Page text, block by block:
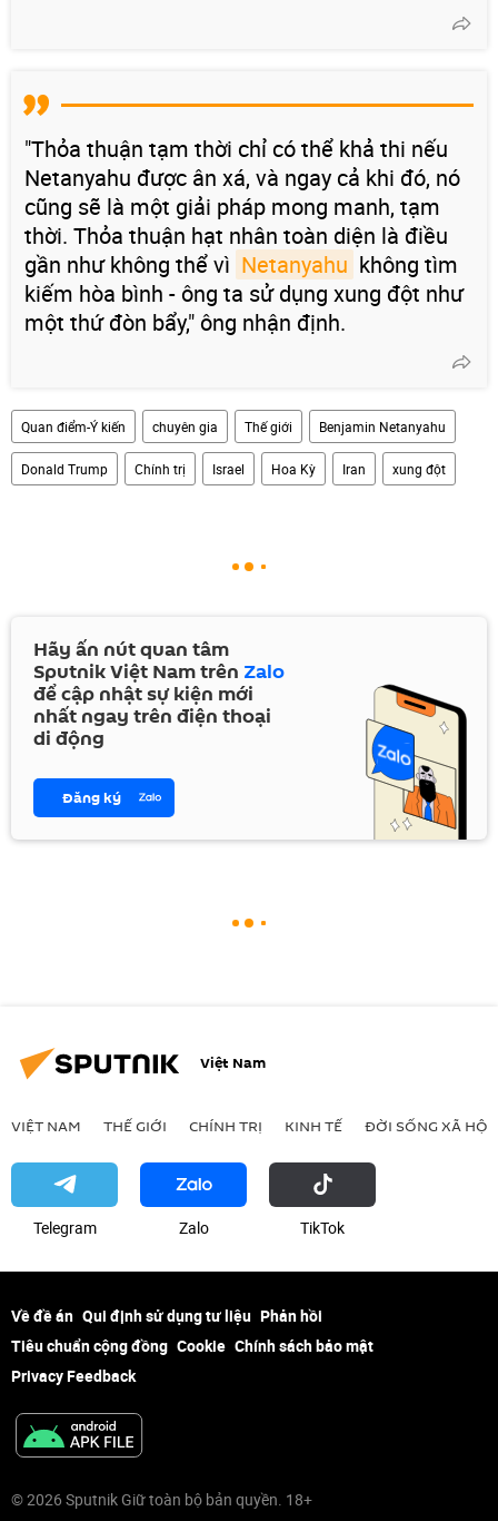
"Thỏa thuận tạm thời chỉ có thể khả thi nếu
Netanyahu được ân xá, và ngay cả khi đó, nó
cũng sẽ là một giải pháp mong manh, tạm
thời. Thỏa thuận hạt nhân toàn diện là điều
gần như không thể vì Netanyahu không tìm
kiếm hòa bình - ông ta sử dụng xung đột như
một thứ đòn bẩy," ông nhận định.
Quan điểm-Ý kiến chuyên gia Thế giới Benjamin Netanyahu
Donald Trump Chính trị Israel Hoa Kỳ Iran xung đột
Hãy ấn nút quan tâm
Sputnik Việt Nam trên Zalo
để cập nhật sự kiện mới
nhất ngay trên điện thoại
di động
Đăng ký
Việt Nam
VIỆT NAM THẾ GIỚI CHÍNH TRỊ KINH TẾ ĐỜI SỐNG XÃ HỘI
Telegram Zalo ТikТоk
Về đề án Qui định sử dụng tư liệu Phản hồi
Tiêu chuẩn cộng đồng Cookie Chính sách bảo mật
Privacy Feedback
© 2026 Sputnik Giữ toàn bộ bản quyền. 18+